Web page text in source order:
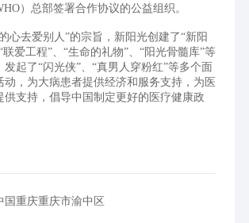
）总部签署合作协议的公益组织。
心去爱别人”的宗旨，新阳光创建了“新阳
爱工程”、“生命的礼物”、“阳光骨髓库”等
发起了“闪光侠”、“真男人穿粉红”等多个面
动，为大病患者提供经济和服务支持，为医
供支持，倡导中国制定更好的医疗健康政
国重庆重庆市渝中区